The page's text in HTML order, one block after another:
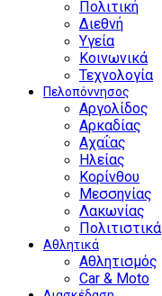
Πολιτική
Διεθνή
Υγεία
Κοινωνικά
Τεχνολογία
Πελοπόννησος
Αργολίδος
Αρκαδίας
Αχαΐας
Ηλείας
Κορίνθου
Μεσσηνίας
Λακωνίας
Πολιτιστικά
Αθλητικά
Αθλητισμός
Car & Moto